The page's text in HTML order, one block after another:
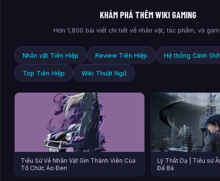
KHÁM PHÁ THÊM WIKI GAMING
Hơn 1,800 bài viết chi tiết về nhân vật, tác phẩm, và
Nhân vật Tiên Hiệp Review Tiên Hiệp Hệ thống Cảnh
Top Tiên Hiệp Wiki Thuật Ngữ
Tiểu Sử Về Nhân Vật Gin Thành Viên Của
Tổ Chức Áo Đen
Lý Thất Dạ | Tiểu sử
Đế Bá